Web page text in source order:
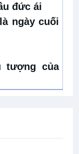
đức ái
ngày cuối
tượng của